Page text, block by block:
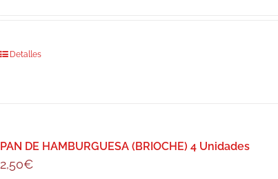
Detalles
PAN DE HAMBURGUESA (BRIOCHE) 4 Unidades
2,50€